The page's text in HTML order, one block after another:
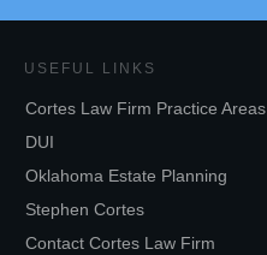
USEFUL LINKS
Cortes Law Firm Practice Areas
DUI
Oklahoma Estate Planning
Stephen Cortes
Contact Cortes Law Firm